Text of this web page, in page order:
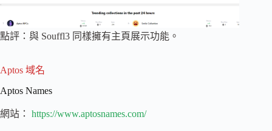
點評：與 Souffl3 同樣擁有主頁展示功能。
Aptos 域名
Aptos Names
網站： https://www.aptosnames.com/